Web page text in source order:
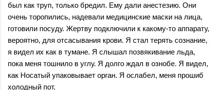
был как труп, только бредил. Ему дали анестезию. Они
очень торопились, надевали медицинские маски на лица,
готовили посуду. Жертву подключили к какому-то аппарату,
вероятно, для отсасывания крови. Я стал терять сознание,
я видел их как в тумане. Я слышал позвякивание льда,
пока меня тошнило в углу. Я долго ждал в ознобе. Я видел,
как Носатый упаковывает орган. Я ослабел, меня прошиб
холодный пот.